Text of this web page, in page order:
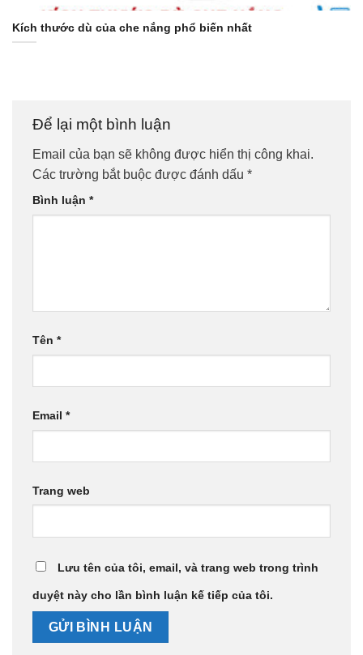
Kích thước dù của che nắng phổ biến nhất
Để lại một bình luận
Email của bạn sẽ không được hiển thị công khai.
Các trường bắt buộc được đánh dấu *
Bình luận *
Tên *
Email *
Trang web
Lưu tên của tôi, email, và trang web trong trình
duyệt này cho lần bình luận kế tiếp của tôi.